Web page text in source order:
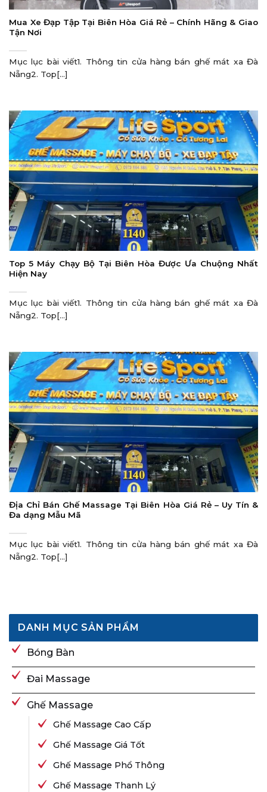
Mua Xe Đạp Tập Tại Biên Hòa Giá Rẻ – Chính Hãng & Giao
Tận Nơi
Mục lục bài viết1. Thông tin cửa hàng bán ghế mát xa Đà
Nẵng2. Top[...]
Top 5 Máy Chạy Bộ Tại Biên Hòa Được Ưa Chuộng Nhất
Hiện Nay
Mục lục bài viết1. Thông tin cửa hàng bán ghế mát xa Đà
Nẵng2. Top[...]
Địa Chỉ Bán Ghế Massage Tại Biên Hòa Giá Rẻ – Uy Tín &
Đa dạng Mẫu Mã
Mục lục bài viết1. Thông tin cửa hàng bán ghế mát xa Đà
Nẵng2. Top[...]
DANH MỤC SẢN PHẨM
Bóng Bàn
Đai Massage
Ghế Massage
Ghế Massage Cao Cấp
Ghế Massage Giá Tốt
Ghế Massage Phổ Thông
Ghế Massage Thanh Lý